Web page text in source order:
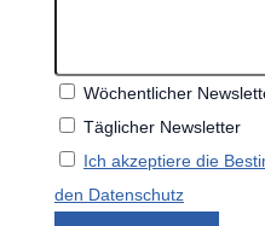
Wöchentlicher
Täglicher Newsletter
Ich akzeptiere die
den Datenschutz